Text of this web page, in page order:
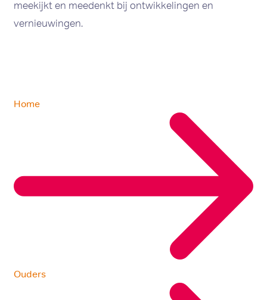
meekijkt en meedenkt bij ontwikkelingen en
vernieuwingen.
Home
Ouders